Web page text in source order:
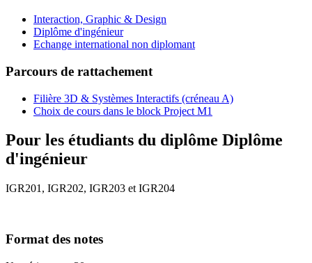
Interaction, Graphic & Design
Diplôme d'ingénieur
Echange international non diplomant
Parcours de rattachement
Filière 3D & Systèmes Interactifs (créneau A)
Choix de cours dans le block Project M1
Pour les étudiants du diplôme Diplôme
d'ingénieur
IGR201, IGR202, IGR203 et IGR204
Format des notes